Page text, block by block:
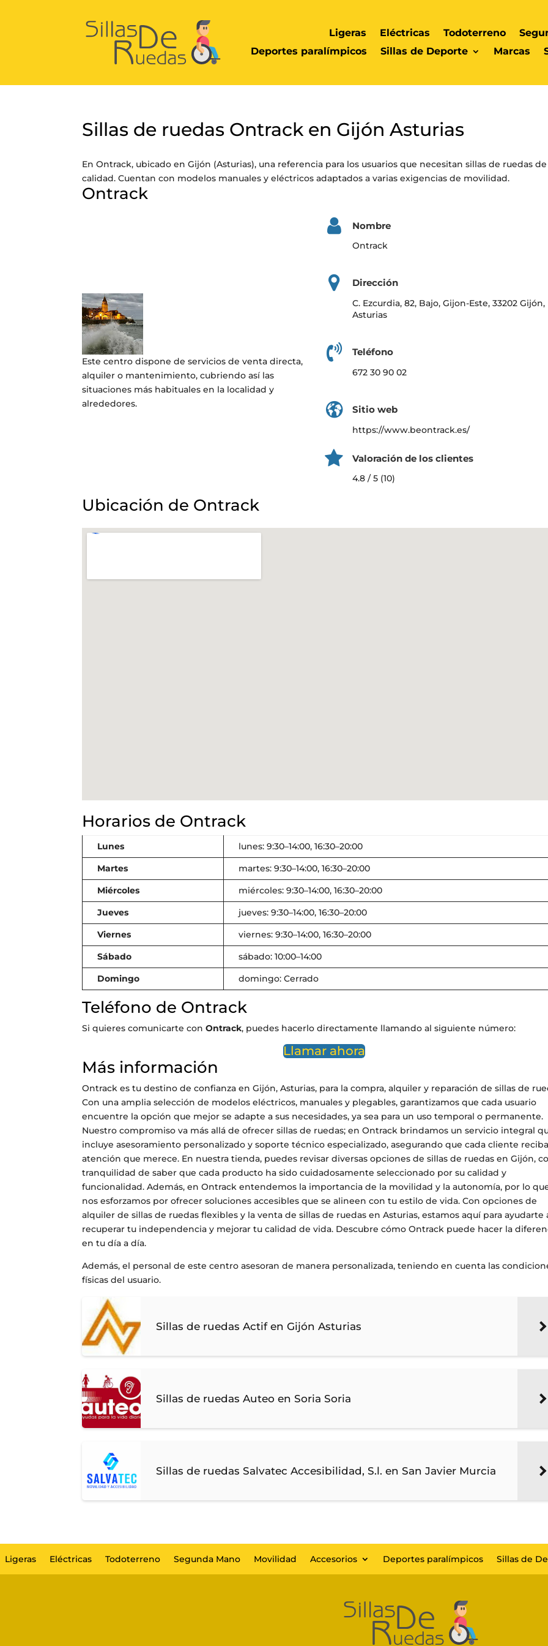
Ligeras Eléctricas Todoterreno
Deportes paralímpicos
Sillas de Deporte Marcas
Sillas de ruedas Ontrack en Gijón Asturias
En Ontrack, ubicado en Gijón (Asturias), una referencia para los usuarios que necesitan sillas de ruedas de
calidad. Cuentan con modelos manuales y eléctricos adaptados a varias exigencias de movilidad.
Ontrack
Este centro dispone de servicios de venta directa,
alquiler o mantenimiento, cubriendo así las
situaciones más habituales en la localidad y
alrededores.
Nombre
Ontrack
Dirección
C. Ezcurdia, 82, Bajo, Gijon-Este, 33202 Gijón,
Asturias
Teléfono
672 30 90 02
Sitio web
https://www.beontrack.es/
Valoración de los clientes
4.8 / 5 (10)
Ubicación de Ontrack
Horarios de Ontrack
Lunes
lunes: 9:30–14:00, 16:30–20:00
Martes
martes: 9:30–14:00, 16:30–20:00
Miércoles
miércoles: 9:30–14:00, 16:30–20:00
Jueves
jueves: 9:30–14:00, 16:30–20:00
Viernes
viernes: 9:30–14:00, 16:30–20:00
Sábado
sábado: 10:00–14:00
Domingo
domingo: Cerrado
Teléfono de Ontrack
Si quieres comunicarte conOntrack, puedes hacerlo directamente llamando al siguiente número:
Llamar ahora
Más información
Ontrack es tu destino de confianza en Gijón, Asturias, para la compra, alquiler y reparación de sillas de
Con una amplia selección de modelos eléctricos, manuales y plegables, garantizamos que cada usuario
encuentre la opción que mejor se adapte a sus necesidades, ya sea para un uso temporal o permanente.
Nuestro compromiso va más allá de ofrecer sillas de ruedas; en Ontrack brindamos un servicio integral
incluye asesoramiento personalizado y soporte técnico especializado, asegurando que cada cliente
atención que merece. En nuestra tienda, puedes revisar diversas opciones de sillas de ruedas en Gijón,
tranquilidad de saber que cada producto ha sido cuidadosamente seleccionado por su calidad y
funcionalidad. Además, en Ontrack entendemos la importancia de la movilidad y la autonomía, por lo
nos esforzamos por ofrecer soluciones accesibles que se alineen con tu estilo de vida. Con opciones de
alquiler de sillas de ruedas flexibles y la venta de sillas de ruedas en Asturias, estamos aquí para ayudarte
recuperar tu independencia y mejorar tu calidad de vida. Descubre cómo Ontrack puede hacer la
en tu día a día.
Además, el personal de este centro asesoran de manera personalizada, teniendo en cuenta las
físicas del usuario.
Sillas de ruedas Actif en Gijón Asturias
Sillas de ruedas Auteo en Soria Soria
Sillas de ruedas Salvatec Accesibilidad, S.l. en San Javier Murcia
Ligeras Eléctricas Todoterreno Segunda Mano Movilidad Accesorios Deportes paralímpicos Sillas de